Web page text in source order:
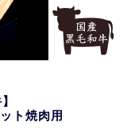
ト焼肉用